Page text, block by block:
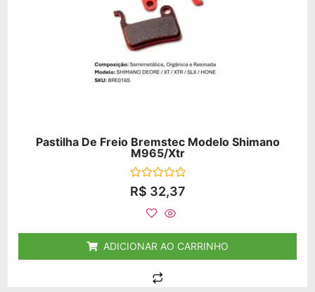
Pastilha De Freio Bremstec Modelo Shimano
M965/xtr
Avaliação
0
R$ 32,37
ADICIONAR AO CARRINHO